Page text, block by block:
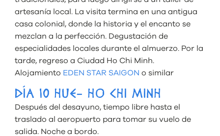
artesanía local. La visita termina en una antigua
casa colonial, donde la historia y el encanto se
mezclan a la perfección. Degustación de
especialidades locales durante el almuerzo. Por la
tarde, regreso a Ciudad Ho Chi Minh.
Alojamiento EDEN STAR SAIGON o similar
DÍA 10 HUE- HO CHI MINH
Después del desayuno, tiempo libre hasta el
traslado al aeropuerto para tomar su vuelo de
salida. Noche a bordo.